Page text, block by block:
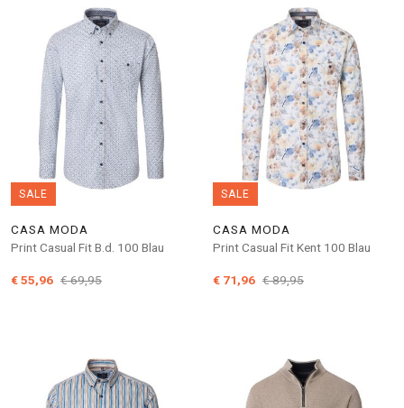
SALE
CASA MODA
Print Casual Fit B.d. 100 Blau
€ 69,95
€ 55,96
SALE
CASA MODA
Print Casual Fit Kent 100 Blau
€ 89,95
€ 71,96